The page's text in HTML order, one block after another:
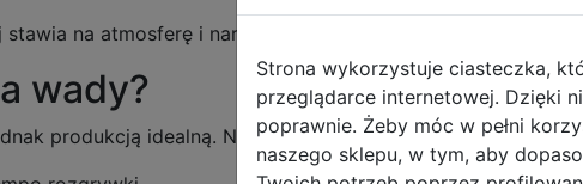
na atmosferę i narrację niż ciągłą akcję, dzięki czemu
wady?
produkcją idealną. Niektórym graczom może
Strona wykorzystuje ciasteczka,
przeglądarce internetowej. Dzięki
poprawnie. Żeby móc w pełni
naszego sklepu, w tym, aby